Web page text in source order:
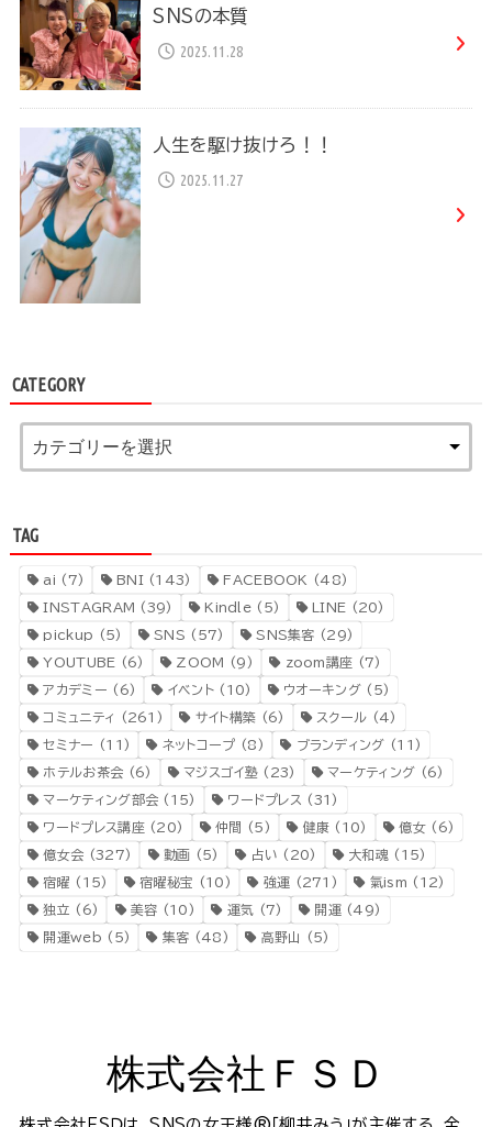
SNSの本質
2025.11.28
人生を駆け抜けろ！！
2025.11.27
CATEGORY
TAG
ai (7) BNI(143) FACEBOOK (48)
INSTAGRAM (39) Kindle (5) LINE (20)
pickup (5) SNS (57) SNS集客 (29)
YOUTUBE (6) ZOOM (9) zoom講座 (7)
アカデミー (6) イベント (10) ウオーキング (5)
コミュニティ (261) サイト構築 (6) スクール (4)
セミナー (11) ネットコープ (8) ブランディング (11)
ホテルお茶会 (6) マジスゴイ塾(23) マーケティング (6)
マーケティング部会 (15) ワードプレス (31)
ワードプレス講座(20) 仲間 (5) 健康 (10) 億女(6)
億女会 (327) 動画 (5) 占い (20) 大和魂 (15)
宿曜 (15) 宿曜秘宝 (10) 強運 (271) 氣ism (12)
独立 (6) 美容 (10) 運気 (7) 開運(49)
開運web (5) 集客 (48) 高野山 (5)
株式会社ＦＳＤ